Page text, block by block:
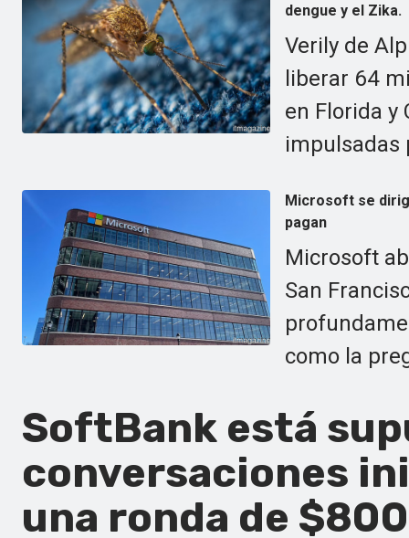
dengue y el Zika.
Verily de
liberar 64
en Florida y
impulsadas
Microsoft se
pagan
Microsoft
San
como la
SoftBank está
conversaciones
una ronda de